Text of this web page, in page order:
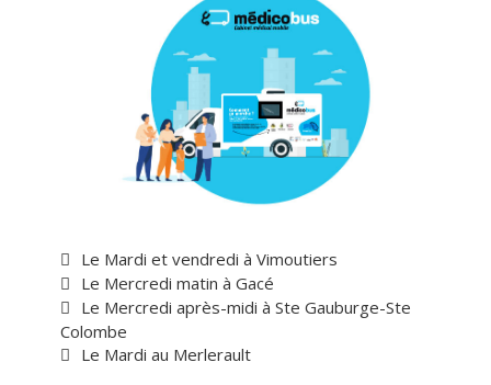
Le Mardi et vendredi à Vimoutiers
Le Mercredi matin à Gacé
Le Mercredi après-midi à Ste Gauburge-Ste
Colombe
Le Mardi au Merlerault